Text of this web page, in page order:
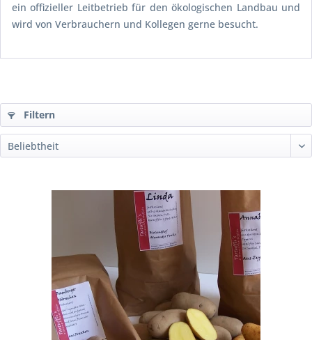
ein offizieller Leitbetrieb für den ökologischen Landbau und
wird von Verbrauchern und Kollegen gerne besucht.
Filtern